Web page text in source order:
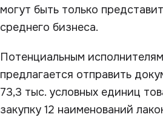
могут быть только
среднего бизнеса.
Потенциальным
предлагается отправить
73,3 тыс. условных единиц
закупку 12 наименований